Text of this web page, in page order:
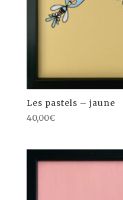
Les pastels – jaune
40,00€